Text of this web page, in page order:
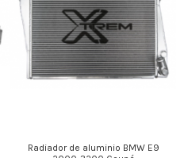
Radiador de aluminio BMW E9